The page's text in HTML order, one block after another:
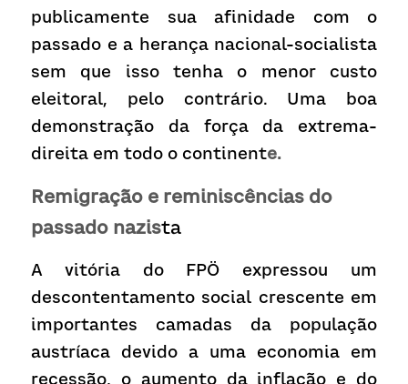
publicamente sua afinidade com o
passado e a herança nacional-socialista
sem que isso tenha o menor custo
eleitoral, pelo contrário. Uma boa
demonstração da força da extrema-
direita em todo o continente.
Remigração e reminiscências do
passado nazista
A vitória do FPÖ expressou um
descontentamento social crescente em
importantes camadas da população
austríaca devido a uma economia em
recessão, o aumento da inflação e do